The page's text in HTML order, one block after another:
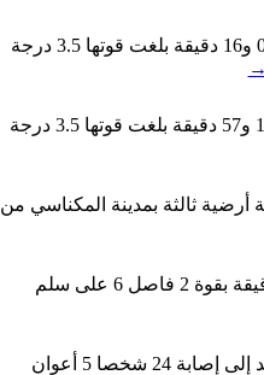
سجلت محطات رصد الزلازل التابعة للمعهد الوطني للرصد الجوي رجة أرضية اليوم الجمعة 21 فيفري 2025، على الساعة 07 و16 دقيقة بلغت قوتها 3.5 درجة
→
سجلت محطات رصد الزلازل التابعة للمعهد الوطني للرصد الجوي رجة أرضية اليوم الاربعاء 19 فيفري 2025، على الساعة 15 و57 دقيقة بلغت قوتها 3.5 درجة
التابعة للمعهد الوطني للرصد الجوي مساء أمس الثلاثاء 4 فيفري 2025 (على الساعة 21:04) رجة أرضية ثالثة بمدينة المكناسي من
أعلنت مصالح الرصد الجوي بسيدي بوزيد بانه تم تسجيل مساء اليوم الاثنين رجة ارتدادية على الساعة الخامسة مساء و11 دقيقة بقوة 2 فاصل 6 على سلم
أدى اندلاع حريق مساء اليوم الخميس، بأحد المحلات المعدّة لبيع البنزين المهرّب وسط مدينة المكناسي من ولاية سيدي بوزيد إلى إصابة 24 شخصا 5 أعوان